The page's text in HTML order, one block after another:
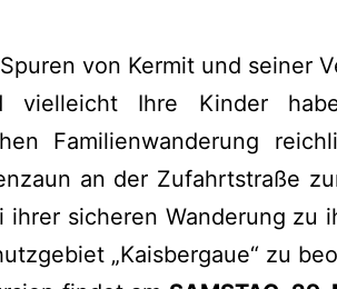
von Kermit und seiner
vielleicht Ihre Kinder
Familienwanderung
an der Zufahrtstraße
ihrer sicheren Wanderung zu
„Kaisbergaue“ zu